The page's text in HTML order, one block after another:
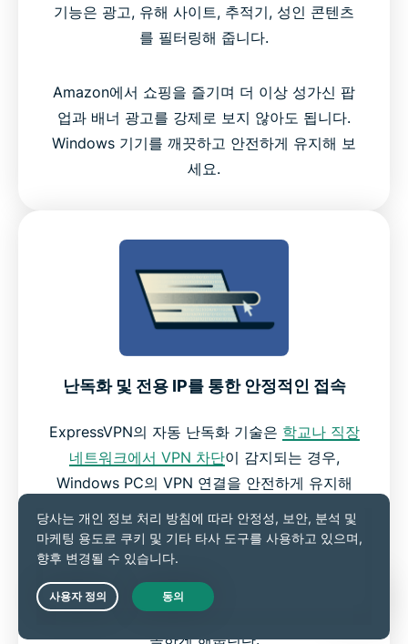
기능은 광고, 유해 사이트, 추적기, 성인 콘텐츠
를 필터링해 줍니다.
Amazon에서 쇼핑을 즐기며 더 이상 성가신 팝
업과 배너 광고를 강제로 보지 않아도 됩니다.
Windows 기기를 깨끗하고 안전하게 유지해 보
세요.
난독화 및 전용 IP를 통한 안정적인 접속
ExpressVPN의 자동 난독화 기술은 학교나 직장
네트워크에서 VPN 차단이 감지되는 경우,
Windows PC의 VPN 연결을 안전하게 유지해
더불어전용 IP 주소(프로 플랜에 포함)는 화면에
나타나는 CAPTCHA를 줄이고, 위치 기반 서비
스나 업무용 자료에 보다 안전하고 간단하게 접
속하게 해줍니다.